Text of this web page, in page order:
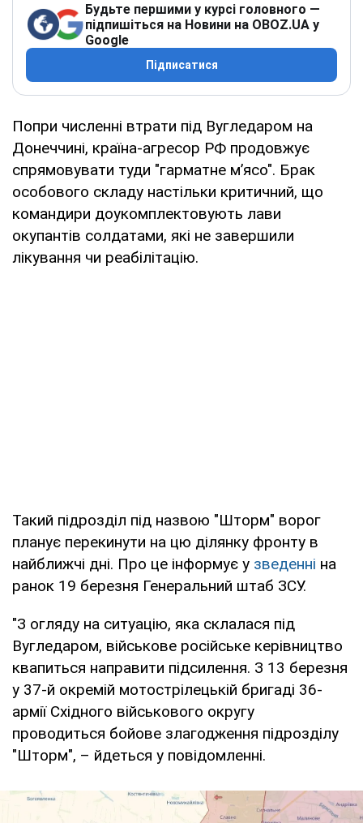
Будьте першими у курсі головного —
підпишіться на Новини на OBOZ.UA у
Google
Підписатися
Попри численні втрати під Вугледаром на
Донеччині, країна-агресор РФ продовжує
спрямовувати туди "гарматне м’ясо". Брак
особового складу настільки критичний, що
командири доукомплектовують лави
окупантів солдатами, які не завершили
лікування чи реабілітацію.
Такий підрозділ під назвою "Шторм" ворог
планує перекинути на цю ділянку фронту в
найближчі дні. Про це інформує у зведенні на
ранок 19 березня Генеральний штаб ЗСУ.
"З огляду на ситуацію, яка склалася під
Вугледаром, військове російське керівництво
квапиться направити підсилення. З 13 березня
у 37-й окремій мотострілецькій бригаді 36-
армії Східного військового округу
проводиться бойове злагодження підрозділу
"Шторм", – йдеться у повідомленні.